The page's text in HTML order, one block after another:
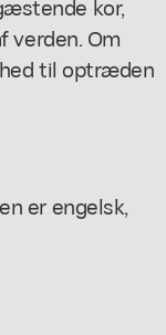
verden. Om
til optræden
er engelsk,